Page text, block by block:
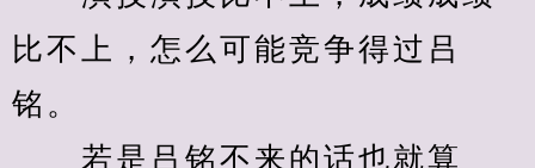
比不上，怎么可能竞争得过吕
铭。
若是吕铭不来的话也就算